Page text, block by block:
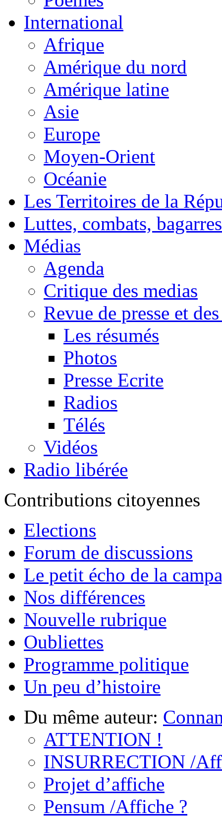
International
Afrique
Amérique du nord
Amérique latine
Asie
Europe
Moyen-Orient
Océanie
Les Territoires de la
Luttes, combats, bagarres
Médias
Agenda
Critique des medias
Revue de presse et
Les résumés
Photos
Presse Ecrite
Radios
Télés
Vidéos
Radio libérée
Contributions citoyennes
Elections
Forum de discussions
Le petit écho de la
Nos différences
Nouvelle rubrique
Oubliettes
Programme politique
Un peu d’histoire
Du même auteur:
ATTENTION !
INSURRECTION /
Projet d’affiche
Pensum /Affiche ?